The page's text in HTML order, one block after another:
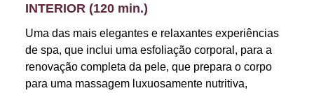
INTERIOR (120 min.)
Uma das mais elegantes e relaxantes experiências
de spa, que inclui uma esfoliação corporal, para a
renovação completa da pele, que prepara o corpo
para uma massagem luxuosamente nutritiva,